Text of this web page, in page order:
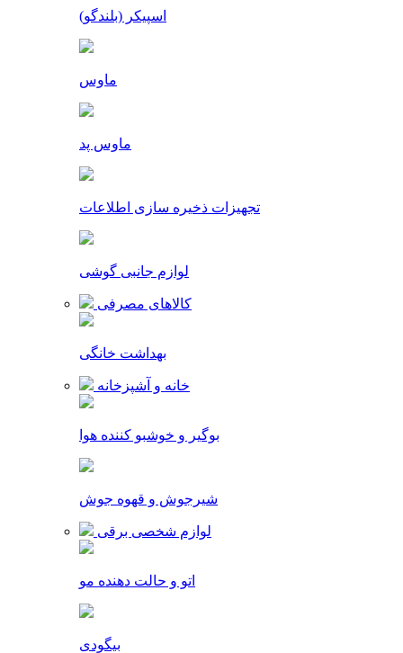
اسپیکر (بلندگو)
ماوس
ماوس پد
تجهیزات ذخیره سازی اطلاعات
لوازم جانبی گوشی
کالاهای مصرفی
بهداشت خانگی
خانه و آشپزخانه
بوگیر و خوشبو کننده هوا
شیرجوش و قهوه جوش
لوازم شخصی برقی
اتو و حالت دهنده مو
بیگودی